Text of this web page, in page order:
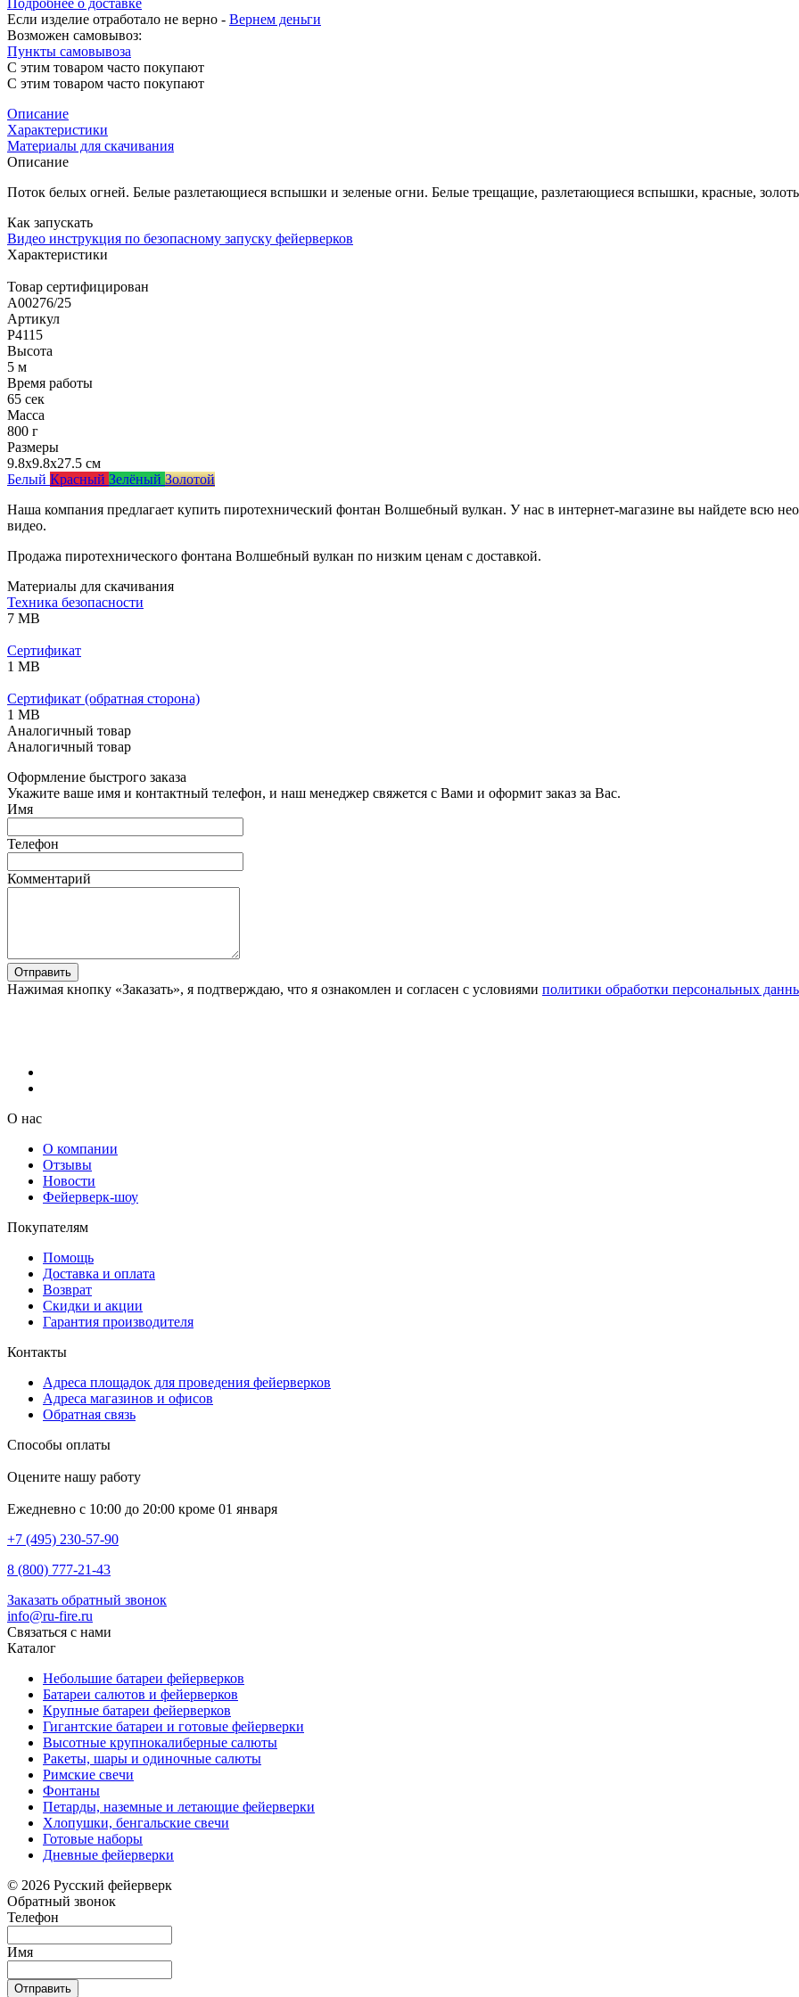
Если изделие отработало не верно - Вернем деньги
Возможен самовывоз:
Пункты самовывоза
С этим товаром часто покупают
С этим товаром часто покупают
Описание
Характеристики
Материалы для скачивания
Описание
Поток белых огней. Белые разлетающиеся вспышки и зеленые огни. Белые трещащие, разлетающиеся вспышки, красные,
Как запускать
Видео инструкция по безопасному запуску фейерверков
Характеристики
Товар сертифицирован
A00276/25
Артикул
Р4115
Высота
5 м
Время работы
65 сек
Масса
800 г
Размеры
9.8x9.8x27.5 см
Белый Красный Зелёный Золотой
Наша компания предлагает купить пиротехнический фонтан Волшебный вулкан. У нас в интернет-магазине вы найдете всю
видео.
Продажа пиротехнического фонтана Волшебный вулкан по низким ценам с доставкой.
Материалы для скачивания
Техника безопасности
7 MB
Сертификат
1 MB
Сертификат (обратная сторона)
1 MB
Аналогичный товар
Аналогичный товар
Оформление быстрого заказа
Укажите ваше имя и контактный телефон, и наш менеджер свяжется с Вами и оформит заказ за Вас.
Имя
Телефон
Комментарий
Отправить
Нажимая кнопку «Заказать», я подтверждаю, что я ознакомлен и согласен с условиями политики обработки персональных
О нас
О компании
Отзывы
Новости
Фейерверк-шоу
Покупателям
Помощь
Доставка и оплата
Возврат
Скидки и акции
Гарантия производителя
Контакты
Адреса площадок для проведения фейерверков
Адреса магазинов и офисов
Обратная связь
Способы оплаты
Оцените нашу работу
Ежедневно с 10:00 до 20:00 кроме 01 января
+7 (495) 230-57-90
8 (800) 777-21-43
Заказать обратный звонок
info@ru-fire.ru
Связаться с нами
Каталог
Небольшие батареи фейерверков
Батареи салютов и фейерверков
Крупные батареи фейерверков
Гигантские батареи и готовые фейерверки
Высотные крупнокалиберные салюты
Ракеты, шары и одиночные салюты
Римские свечи
Фонтаны
Петарды, наземные и летающие фейерверки
Хлопушки, бенгальские свечи
Готовые наборы
Дневные фейерверки
© 2026 Русский фейерверк
Обратный звонок
Телефон
Имя
Отправить